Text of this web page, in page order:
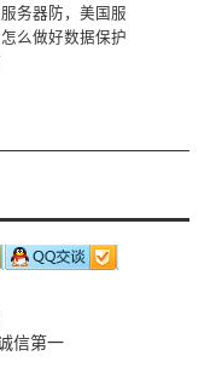
务器防，美国服
么做好数据保护
信第一